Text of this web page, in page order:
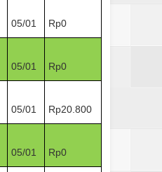
05/01 Rp0
05/01 Rp0
05/01 Rp20.800
05/01 Rp0